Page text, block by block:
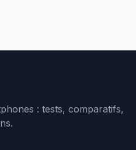
: tests, comparatifs,